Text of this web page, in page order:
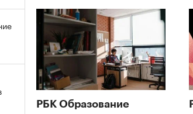
РБК Образование